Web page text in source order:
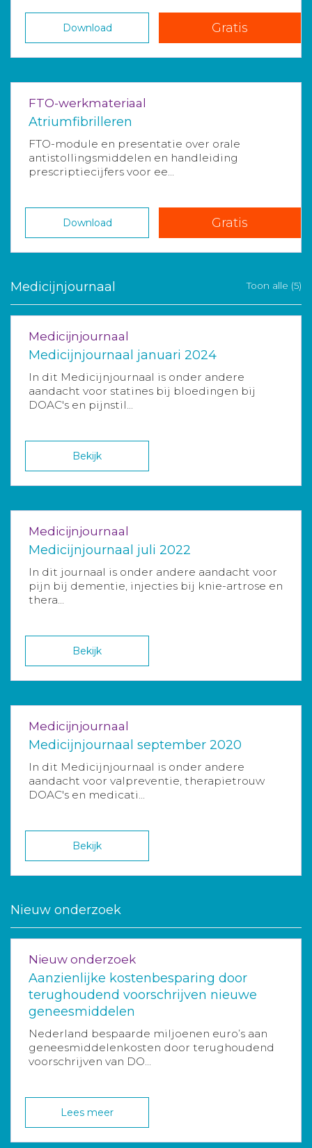
Download Gratis
FTO-werkmateriaal
Atriumfibrilleren
FTO-module en presentatie over orale
antistollingsmiddelen en handleiding
prescriptiecijfers voor ee...
Download Gratis
Medicijnjournaal Toon alle (5)
Medicijnjournaal
Medicijnjournaal januari 2024
In dit Medicijnjournaal is onder andere
aandacht voor statines bij bloedingen bij
DOAC's en pijnstil...
Bekijk
Medicijnjournaal
Medicijnjournaal juli 2022
In dit journaal is onder andere aandacht voor
pijn bij dementie, injecties bij knie-artrose en
thera...
Bekijk
Medicijnjournaal
Medicijnjournaal september 2020
In dit Medicijnjournaal is onder andere
aandacht voor valpreventie, therapietrouw
DOAC's en medicati...
Bekijk
Nieuw onderzoek
Nieuw onderzoek
Aanzienlijke kostenbesparing door
terughoudend voorschrijven nieuwe
geneesmiddelen
Nederland bespaarde miljoenen euro’s aan
geneesmiddelenkosten door terughoudend
voorschrijven van DO...
Lees meer